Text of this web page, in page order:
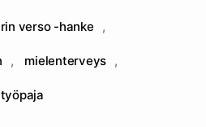
verso -hanke ,
, mielenterveys ,
työpaja